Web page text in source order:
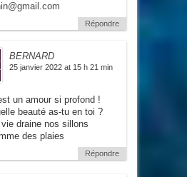
Répondre
BERNARD
25 janvier 2022 at 15 h 21 min
un amour si profond !
beauté as-tu en toi ?
vie draine nos sillons
des plaies
Répondre